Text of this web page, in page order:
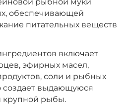
Острые Специи
₽‍1 058‍₽ +
−
Острые Специи
обеспечивающей
питательных веществ
включает
эфирных масел,
соли и рыбных
создает выдающуюся
крупной рыбы.